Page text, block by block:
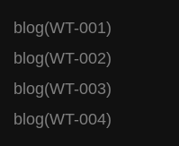
blog(WT-001)
blog(WT-002)
blog(WT-003)
blog(WT-004)